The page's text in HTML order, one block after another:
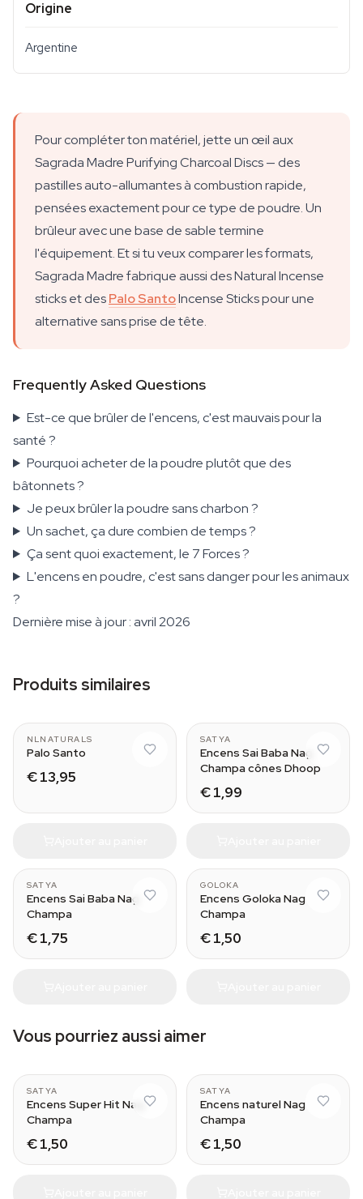
Origine
Argentine
Pour compléter ton matériel, jette un œil aux
Sagrada Madre Purifying Charcoal Discs — des
pastilles auto-allumantes à combustion rapide,
pensées exactement pour ce type de poudre. Un
brûleur avec une base de sable termine
l'équipement. Et si tu veux comparer les formats,
Sagrada Madre fabrique aussi des Natural Incense
sticks et desPalo SantoIncense Sticks pour une
alternative sans prise de tête.
Frequently Asked Questions
Est-ce que brûler de l'encens, c'est mauvais pour la
santé ?
Pourquoi acheter de la poudre plutôt que des
bâtonnets ?
Je peux brûler la poudre sans charbon ?
Un sachet, ça dure combien de temps ?
Ça sent quoi exactement, le 7 Forces ?
L'encens en poudre, c'est sans danger pour les animaux
?
Dernière mise à jour : avril 2026
Produits similaires
NLNATURALS
Palo Santo
€ 13,95
SATYA
Encens Sai Baba Nag
Champa cônes Dhoop
€ 1,99
SATYA
Encens Sai Baba Nag
Champa
€ 1,75
GOLOKA
Encens Goloka Nag
Champa
€ 1,50
Vous pourriez aussi aimer
SATYA
Encens Super Hit Nag
Champa
€ 1,50
SATYA
Encens naturel Nag
Champa
€ 1,50